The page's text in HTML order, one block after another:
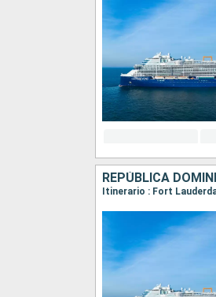
REPÚBLICA
Itinerario : Fort